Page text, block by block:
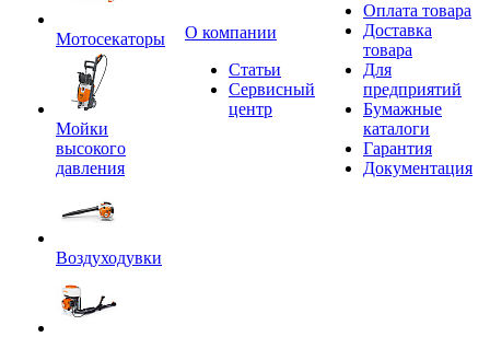
Мотосекаторы
Мойки
высокого
давления
Воздуходувки
O компании
Статьи
Сервисный
центр
Оплата товара
Доставка
товара
Для
предприятий
Бумажные
каталоги
Гарантия
Документация